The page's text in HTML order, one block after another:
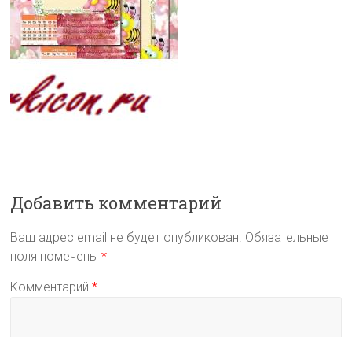
Добавить комментарий
Ваш адрес email не будет опубликован. Обязательные
поля помечены*
Комментарий*